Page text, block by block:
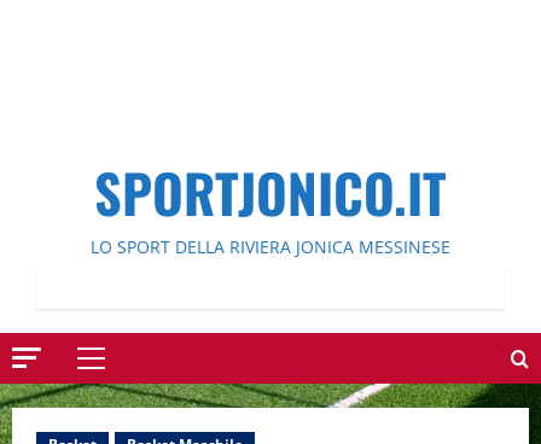
SPORTJONICO.IT
LO SPORT DELLA RIVIERA JONICA MESSINESE
Menu
principale